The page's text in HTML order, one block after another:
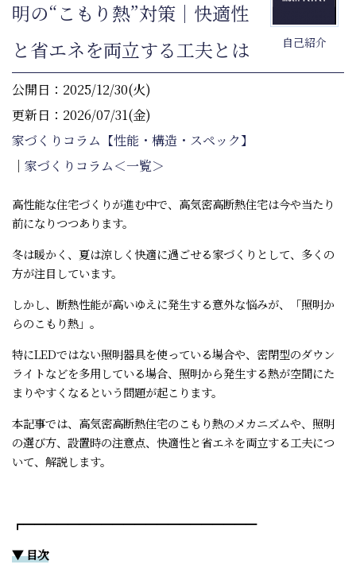
自己紹介
明の“こもり熱”対策｜快適性
と省エネを両立する工夫とは
公開日：2025/12/30(火)
更新日：2026/07/31(金)
家づくりコラム【性能・構造・スペック】
｜ 家づくりコラム＜一覧＞
高性能な住宅づくりが進む中で、高気密高断熱住宅は今や当たり
前になりつつあります。
冬は暖かく、夏は涼しく快適に過ごせる家づくりとして、多くの
方が注目しています。
しかし、断熱性能が高いゆえに発生する意外な悩みが、「照明か
らのこもり熱」。
特にLEDではない照明器具を使っている場合や、密閉型のダウン
ライトなどを多用している場合、照明から発生する熱が空間にた
まりやすくなるという問題が起こります。
本記事では、高気密高断熱住宅のこもり熱のメカニズムや、照明
の選び方、設置時の注意点、快適性と省エネを両立する工夫につ
いて、解説します。
┏━━━━━━━━━━━━━━━━━━━━━
▼ 目次